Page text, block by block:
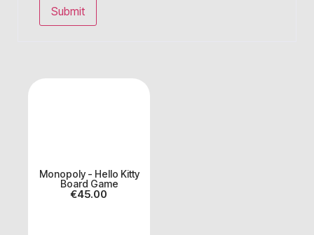
Monopoly - Hello Kitty
Board Game
€45.00